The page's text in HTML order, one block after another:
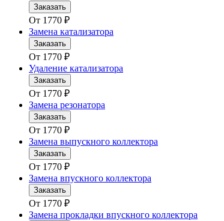
Заказать
От 1770 ₽
Замена катализатора
Заказать
От 1770 ₽
Удаление катализатора
Заказать
От 1770 ₽
Замена резонатора
Заказать
От 1770 ₽
Замена выпускного коллектора
Заказать
От 1770 ₽
Замена впускного коллектора
Заказать
От 1770 ₽
Замена прокладки впускного коллектора